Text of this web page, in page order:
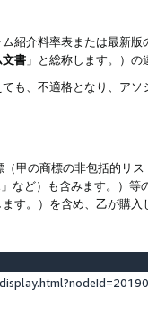
紹介料率表または最新
文書 」と総称します。）の
も、不適格となり、アソ
甲の商標の非包括的リ
など）も含みます。）
ます。）を含め、乙が購